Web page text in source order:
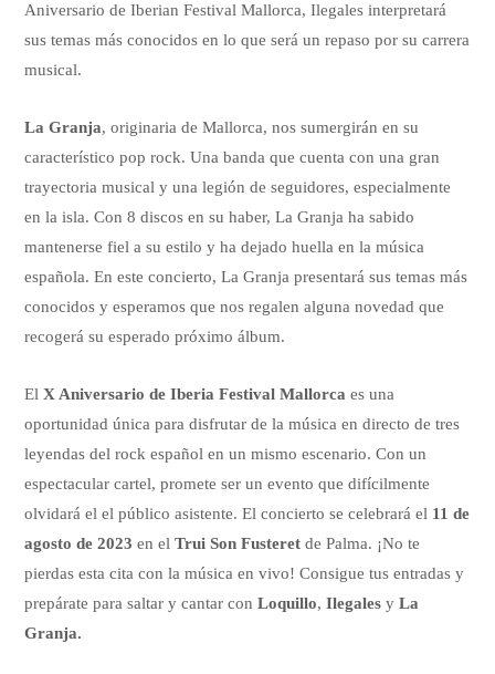
Aniversario de Iberian Festival Mallorca, Ilegales interpretará
sus temas más conocidos en lo que será un repaso por su carrera
musical.
La Granja, originaria de Mallorca, nos sumergirán en su
característico pop rock. Una banda que cuenta con una gran
trayectoria musical y una legión de seguidores, especialmente
en la isla. Con 8 discos en su haber, La Granja ha sabido
mantenerse fiel a su estilo y ha dejado huella en la música
española. En este concierto, La Granja presentará sus temas más
conocidos y esperamos que nos regalen alguna novedad que
recogerá su esperado próximo álbum.
ElX Aniversario de Iberia Festival Mallorca es una
oportunidad única para disfrutar de la música en directo de tres
leyendas del rock español en un mismo escenario. Con un
espectacular cartel, promete ser un evento que difícilmente
olvidará el el público asistente. El concierto se celebrará el 11 de
agosto de 2023 en elTrui Son Fusteret de Palma. ¡No te
pierdas esta cita con la música en vivo! Consigue tus entradas y
prepárate para saltar y cantar conLoquillo,Ilegales yLa
Granja.